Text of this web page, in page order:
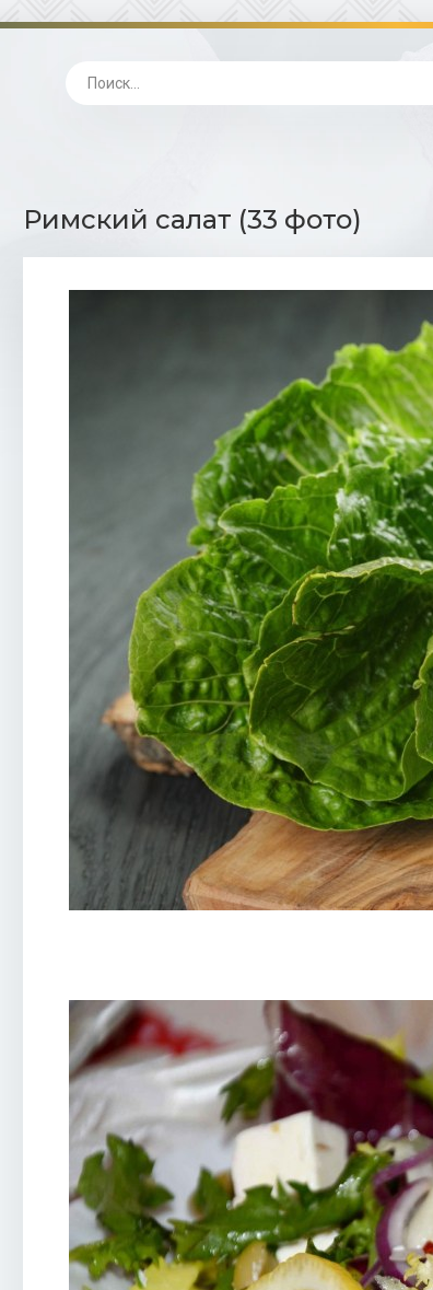
Римский салат (33 фото)